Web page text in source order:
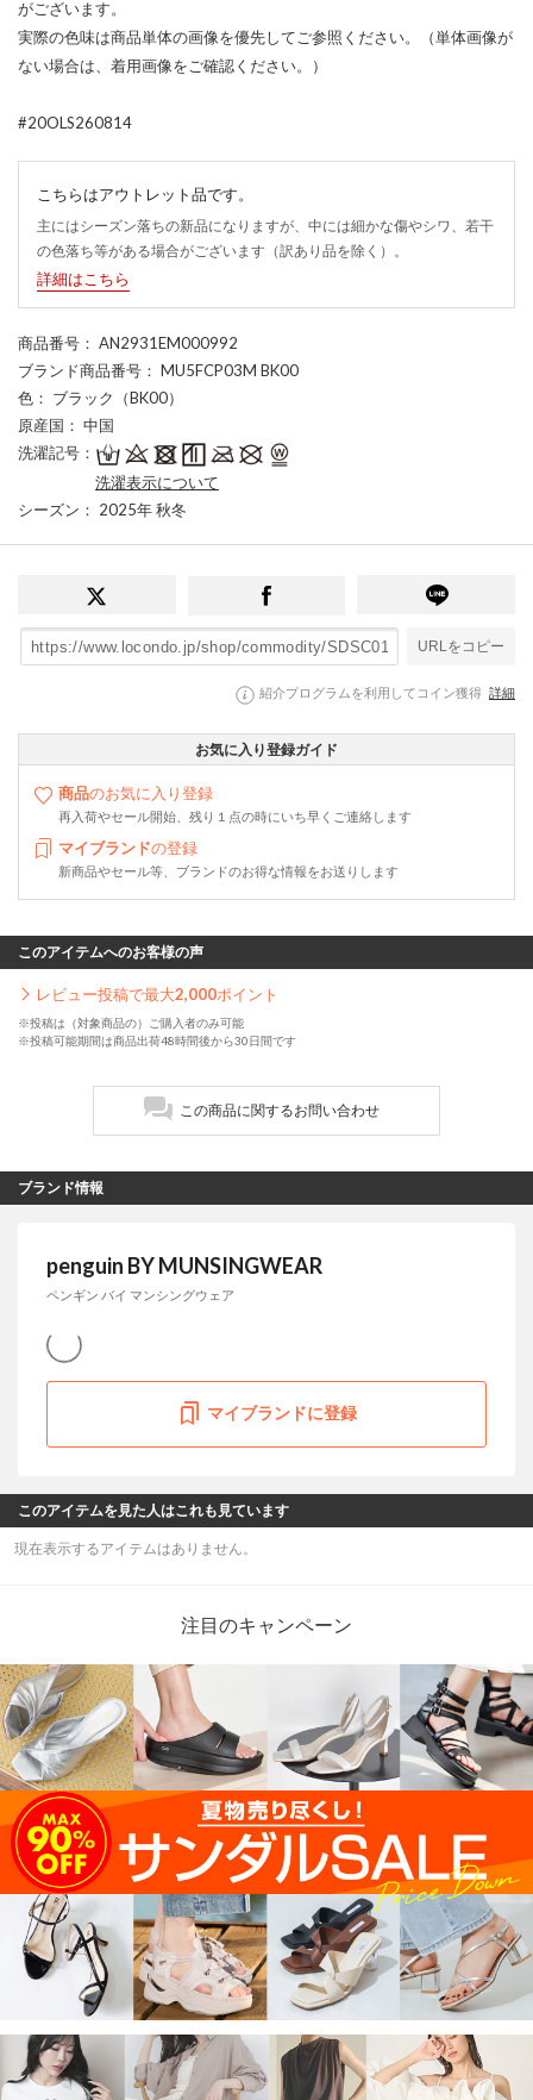
がございます。
実際の色味は商品単体の画像を優先してご参照ください。（単体画像が
ない場合は、着用画像をご確認ください。）
#20OLS260814
こちらはアウトレット品です。
主にはシーズン落ちの新品になりますが、中には細かな傷やシワ、若干
の色落ち等がある場合がございます（訳あり品を除く）。
詳細はこちら
商品番号 ： AN2931EM000992
ブランド商品番号 ： MU5FCP03M BK00
色 ： ブラック（BK00）
原産国 ： 中国
洗濯記号 ：
洗濯表示について
シーズン ： 2025年 秋冬
URLをコピー
紹介プログラムを利用してコイン獲得 詳細
お気に入り登録ガイド
商品のお気に入り登録
再入荷やセール開始、残り１点の時にいち早くご連絡します
マイブランドの登録
新商品やセール等、ブランドのお得な情報をお送りします
このアイテムへのお客様の声
レビュー投稿で最大2,000ポイント
※投稿は（対象商品の）ご購入者のみ可能
※投稿可能期間は商品出荷48時間後から30日間です
この商品に関するお問い合わせ
ブランド情報
penguin BY MUNSINGWEAR
ペンギン バイ マンシングウェア
マイブランドに登録
このアイテムを見た人はこれも見ています
現在表示するアイテムはありません。
注目のキャンペーン